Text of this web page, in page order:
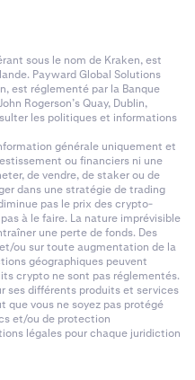
sous le nom de Kraken, est
Payward Global Solutions
est réglementé par la Banque
Rogerson’s Quay, Dublin,
les politiques et informations
générale uniquement et
ou financiers ni une
de vendre, de staker ou de
dans une stratégie de trading
pas le prix des crypto-
à le faire. La nature imprévisible
une perte de fonds. Des
ou sur toute augmentation de la
géographiques peuvent
crypto ne sont pas réglementés.
ses différents produits et services
que vous ne soyez pas protégé
et/ou de protection
légales pour chaque juridiction